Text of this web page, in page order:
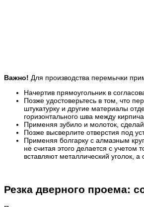
Важно! Для производства перемычки
Начертив прямоугольник в
Позже удостоверьтесь в том, что
штукатурку и другие материалы
горизонтального шва между
Применяя зубило и молоток,
Позже высверлите отверстия под
Применяя болгарку с алмазным
не считая этого делается с
вставляют металлический уголок,
Резка дверного проема: